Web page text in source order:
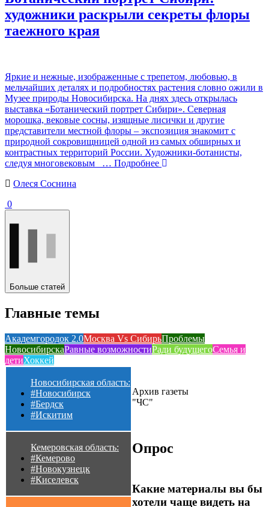
художники раскрыли секреты флоры
таежного края
Яркие и нежные, изображенные с трепетом, любовью, в
мельчайших деталях и подробностях растения словно ожили в
Музее природы Новосибирска. На днях здесь открылась
выставка «Ботанический портрет Сибири». Северная
морошка, вековые сосны, изящные лисички и другие
представители местной флоры – экспозиция знакомит с
природной сокровищницей одной из самых обширных и
контрастных территорий России. Художники-ботанисты,
следуя многовековым
… Подробнее
Олеся Соснина
0
Больше статей
Главные темы
Академгородок 2.0Москва Vs СибирьПроблемы
НовосибирскаРавные возможностиРади будущегоСемья и
детиХоккей
Новосибирская область:
#Новосибирск
#Бердск
#Искитим
Кемеровская область:
#Кемерово
#Новокузнецк
#Киселевск
Архив газеты
"ЧС"
Опрос
Какие материалы вы бы
хотели чаще видеть на